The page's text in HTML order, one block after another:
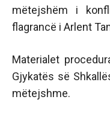
mëtejshëm i
flagrancë i Arlent
Materialet
Gjykatës së
mëtejshme.